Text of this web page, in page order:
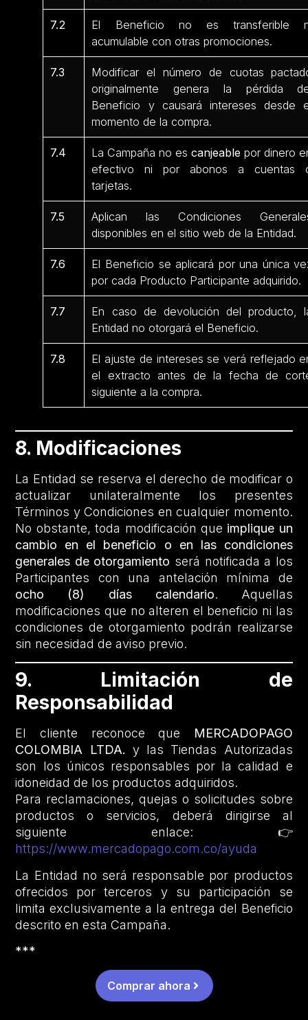
7.2
El Beneficio no es transferible
acumulable con otras promociones.
7.3
Modificar el número de cuotas
originalmente genera la pérdida
Beneficio y causará intereses desde
momento de la compra.
7.4 La Campaña no escanjeable por dinero
efectivo ni por abonos a cuentas
tarjetas.
7.5
Aplican las Condiciones
disponibles en el sitio web de la Entidad.
7.6
El Beneficio se aplicará por una única
por cada Producto Participante adquirido.
7.7
En caso de devolución del producto,
Entidad no otorgará el Beneficio.
7.8
El ajuste de intereses se verá reflejado
el extracto antes de la fecha de
siguiente a la compra.
8. Modificaciones
La Entidad se reserva el derecho de modificar o
actualizar unilateralmente los presentes
Términos y Condiciones en cualquier momento.
No obstante, toda modificación que implique un
cambio en el beneficio o en las condiciones
generales de otorgamiento será notificada a los
Participantes con una antelación mínima de
ocho (8) días calendario. Aquellas
modificaciones que no alteren el beneficio ni las
condiciones de otorgamiento podrán realizarse
sin necesidad de aviso previo.
9. Limitación de
Responsabilidad
El cliente reconoce que
MERCADOPAGO
COLOMBIA LTDA. y las Tiendas Autorizadas
son los únicos responsables por la calidad e
idoneidad de los productos adquiridos.
Para reclamaciones, quejas o solicitudes sobre
productos o servicios, deberá dirigirse al
siguiente enlace: 👉
https://www.mercadopago.com.co/ayuda
La Entidad no será responsable por productos
ofrecidos por terceros y su participación se
limita exclusivamente a la entrega del Beneficio
descrito en esta Campaña.
***
Comprar ahora